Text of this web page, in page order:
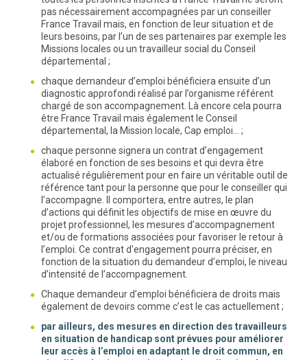
pas nécessairement accompagnées par un conseiller
France Travail mais, en fonction de leur situation et de
leurs besoins, par l’un de ses partenaires par exemple les
Missions locales ou un travailleur social du Conseil
départemental ;
chaque demandeur d’emploi bénéficiera ensuite d’un
diagnostic approfondi réalisé par l’organisme référent
chargé de son accompagnement. Là encore cela pourra
être France Travail mais également le Conseil
départemental, la Mission locale, Cap emploi… ;
chaque personne signera un contrat d’engagement
élaboré en fonction de ses besoins et qui devra être
actualisé régulièrement pour en faire un véritable outil de
référence tant pour la personne que pour le conseiller qui
l’accompagne. Il comportera, entre autres, le plan
d’actions qui définit les objectifs de mise en œuvre du
projet professionnel, les mesures d’accompagnement
et/ou de formations associées pour favoriser le retour à
l’emploi. Ce contrat d'engagement pourra préciser, en
fonction de la situation du demandeur d’emploi, le niveau
d’intensité de l’accompagnement.
Chaque demandeur d’emploi bénéficiera de droits mais
également de devoirs comme c’est le cas actuellement ;
par ailleurs, des mesures en direction des travailleurs
en situation de handicap sont prévues pour améliorer
leur accès à l’emploi en adaptant le droit commun, en